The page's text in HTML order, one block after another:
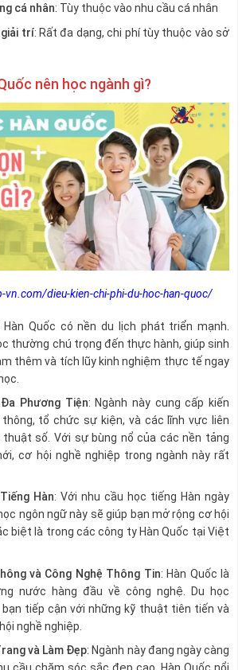
cá nhân: Tùy thuộc vào nhu cầu cá nhân
trí: Rất đa dạng, chi phí tùy thuộc vào sở
nên học ngành gì?
dieu-kien-chi-phi-du-hoc-han-quoc/
Hàn Quốc có nền du lịch phát triển mạnh.
thường chú trọng đến thực hành, giúp sinh
thêm và tích lũy kinh nghiệm thực tế ngay
Phương Tiện: Ngành này cung cấp kiến
tổ chức sự kiện, và các lĩnh vực liên
thuật số. Với sự bùng nổ của các nền tảng
cơ hội nghề nghiệp trong ngành này rất
Hàn: Với nhu cầu học tiếng Hàn ngày
ngôn ngữ này sẽ giúp bạn mở rộng cơ hội
biệt là trong các công ty Hàn Quốc tại Việt
và Công Nghệ Thông Tin: Hàn Quốc là
nước hàng đầu về công nghệ. Du học
bạn tiếp cận với những kỹ thuật tiên tiến và
nghề nghiệp.
và Làm Đẹp: Ngành này đang ngày càng